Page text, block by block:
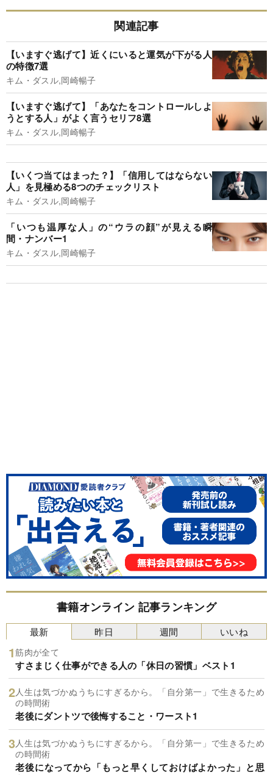
関連記事
【いますぐ逃げて】近くにいると運気が下がる人
の特徴7選
キム・ダスル,岡崎暢子
【いますぐ逃げて】「あなたをコントロールしよ
うとする人」がよく言うセリフ8選
キム・ダスル,岡崎暢子
【いくつ当てはまった？】「信用してはならない
人」を見極める8つのチェックリスト
キム・ダスル,岡崎暢子
「いつも温厚な人」の“ウラの顔”が見える瞬
間・ナンバー1
キム・ダスル,岡崎暢子
書籍オンライン 記事ランキング
最新
筋肉が全て
すさまじく仕事ができる人の「休日の習慣」ベスト1
人生は気づかぬうちにすぎるから。「自分第一」で生きるため
の時間術
老後にダントツで後悔すること・ワースト1
人生は気づかぬうちにすぎるから。「自分第一」で生きるため
の時間術
老後になってから「もっと早くしておけばよかった」と思
昨日 週間 いいね